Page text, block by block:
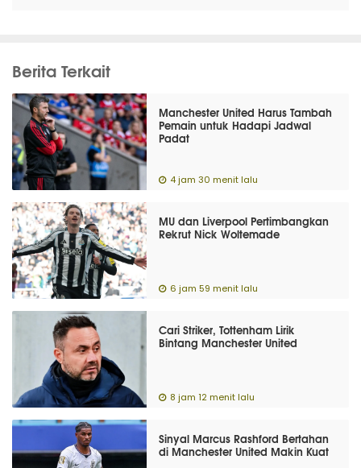
Berita Terkait
Manchester United Harus Tambah
Pemain untuk Hadapi Jadwal
Padat
4 jam 30 menit lalu
MU dan Liverpool Pertimbangkan
Rekrut Nick Woltemade
6 jam 59 menit lalu
Cari Striker, Tottenham Lirik
Bintang Manchester United
8 jam 12 menit lalu
Sinyal Marcus Rashford Bertahan
di Manchester United Makin Kuat